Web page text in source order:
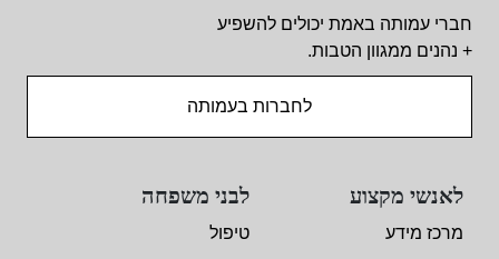
שבת 15
שני
חברי עמותה באמת יכולים להשפיע
+ נהנים ממגוון הטבות.
לחברות בעמותה
לאנשי מקצוע
מרכז מידע
לבני משפחה
טיפול